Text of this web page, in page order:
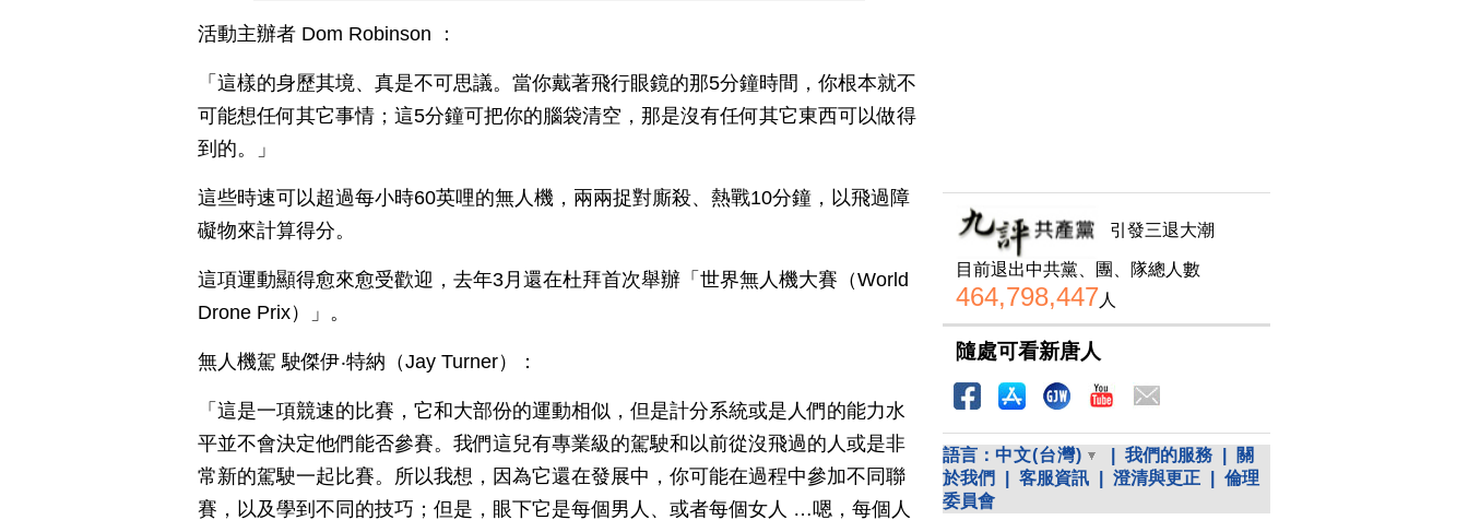
活動主辦者 Dom Robinson ：
「這樣的身歷其境、真是不可思議。當你戴著飛行眼鏡的那5分鐘時間，你根本就不
可能想任何其它事情；這5分鐘可把你的腦袋清空，那是沒有任何其它東西可以做得
到的。」
這些時速可以超過每小時60英哩的無人機，兩兩捉對廝殺、熱戰10分鐘，以飛過障
礙物來計算得分。
這項運動顯得愈來愈受歡迎，去年3月還在杜拜首次舉辦「世界無人機大賽（World
Drone Prix）」。
無人機駕 駛傑伊‧特納（Jay Turner）：
「這是一項競速的比賽，它和大部份的運動相似，但是計分系統或是人們的能力水
平並不會決定他們能否參賽。我們這兒有專業級的駕駛和以前從沒飛過的人或是非
常新的駕駛一起比賽。所以我想，因為它還在發展中，你可能在過程中參加不同聯
賽，以及學到不同的技巧；但是，眼下它是每個男人、或者每個女人 …嗯，每個人
引發三退大潮
目前退出中共黨、團、隊總人數
464,798,447人
隨處可看新唐人
語言： 中文(台灣) 我們的服務
關
於我們
客服資訊 澄清與更正
倫理
委員會